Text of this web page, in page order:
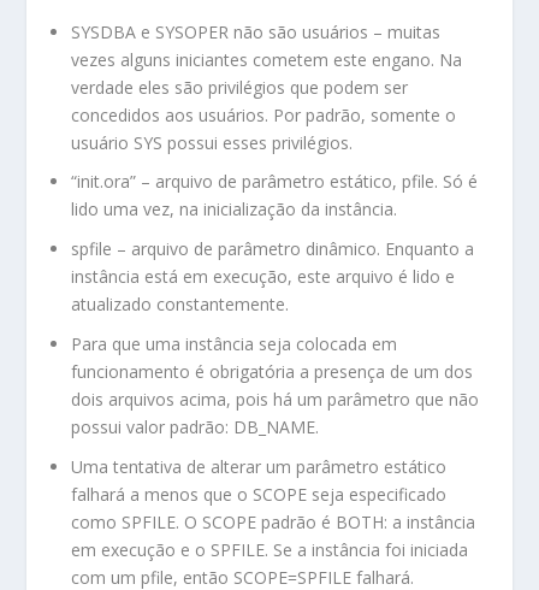
SYSDBA e SYSOPER não são usuários – muitas
vezes alguns iniciantes cometem este engano. Na
verdade eles são privilégios que podem ser
concedidos aos usuários. Por padrão, somente o
usuário SYS possui esses privilégios.
“init.ora” – arquivo de parâmetro estático, pfile. Só é
lido uma vez, na inicialização da instância.
spfile – arquivo de parâmetro dinâmico. Enquanto a
instância está em execução, este arquivo é lido e
atualizado constantemente.
Para que uma instância seja colocada em
funcionamento é obrigatória a presença de um dos
dois arquivos acima, pois há um parâmetro que não
possui valor padrão: DB_NAME.
Uma tentativa de alterar um parâmetro estático
falhará a menos que o SCOPE seja especificado
como SPFILE. O SCOPE padrão é BOTH: a instância
em execução e o SPFILE. Se a instância foi iniciada
com um pfile, então SCOPE=SPFILE falhará.